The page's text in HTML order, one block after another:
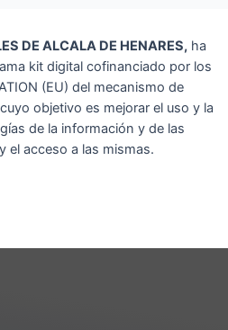
DE ALCALA DE HENARES,ha
kit digital cofinanciado por los
(EU) del mecanismo de
objetivo es mejorar el uso y la
de la información y de las
el acceso a las mismas.